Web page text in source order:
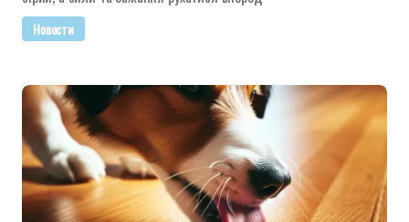
Новости